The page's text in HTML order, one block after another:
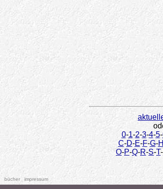
0-1-2-3-4-5-
C-D-E-F-G-H
O-P-Q-R-S-T-
bücher impressum